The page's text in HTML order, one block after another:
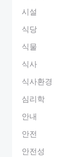
시설
식당
식물
식사
식사환경
심리학
안내
안전
안전성